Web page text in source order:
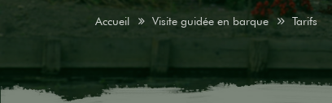
Accueil Visite guidée en barque Tarifs